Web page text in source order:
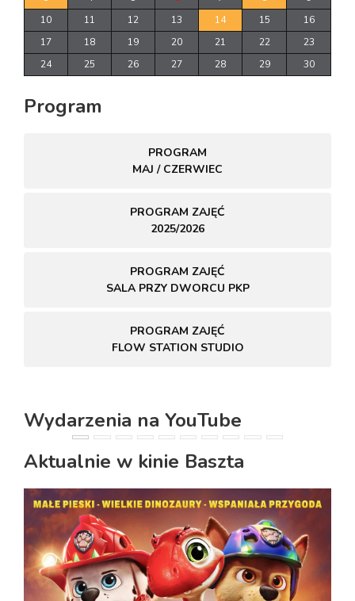
10
11 12 13 14 15
16
17
18 19 20 21 22
23
24
25 26 27 28 29 30
Program
PROGRAM
MAJ / CZERWIEC
PROGRAM ZAJĘĆ
2025/2026
PROGRAM ZAJĘĆ
SALA PRZY DWORCU PKP
PROGRAM ZAJĘĆ
FLOW STATION STUDIO
Wydarzenia na YouTube
PREVIOUS
Aktualnie w kinie Baszta